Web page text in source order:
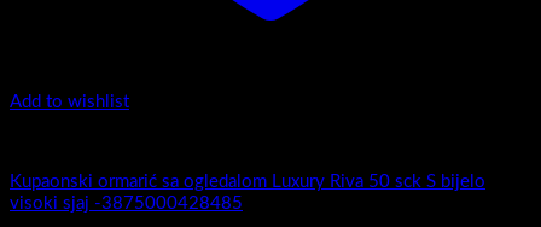
Add to wishlist
Kupaonski ormarić sa ogledalom Luxury Riva 50 sck S bijelo
visoki sjaj -3875000428485